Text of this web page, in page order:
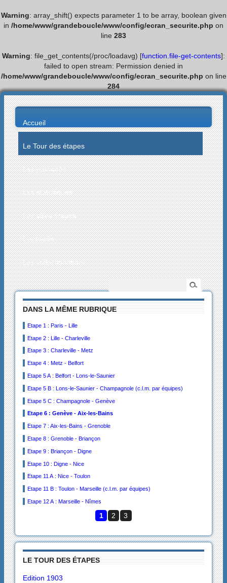
Warning: array_shift() expects parameter 1 to be array, boolean given
in /home/www/grandeboucle/www/config/ecran_securite.php on
line 283
Warning: file_get_contents(/proc/loadavg) [function.file-get-contents]:
failed to open stream: Permission denied in
/home/www/grandeboucle/www/config/ecran_securite.php on line
284
Accueil
Le Tour des étapes
Les palmarès
Les statistiques
Les villes étapes
L’actualité
Les collectionneurs
DANS LA MÊME RUBRIQUE
Etape 1 : Paris - Lille
Etape 2 : Lille - Charleville
Etape 3 : Charleville - Metz
Etape 4 : Metz - Belfort
Etape 5 A : Belfort - Lons-le-Saunier
Etape 5 B : Lons-le-Saunier - Champagnole (c.l.m. par équipes)
Etape 5 C : Champagnole - Genève
Etape 6 : Genève - Aix-les-Bains
Etape 7 : Aix-les-Bains - Grenoble
Etape 8 : Grenoble - Briançon
Etape 9 : Briançon - Digne
Etape 10 : Digne - Nice
Etape 11 A : Nice - Toulon
Etape 11 B : Toulon - Marseille (c.l.m. par équipes)
Etape 12 A : Marseille - Nîmes
1 2 3
LE TOUR DES ÉTAPES
Edition 1903